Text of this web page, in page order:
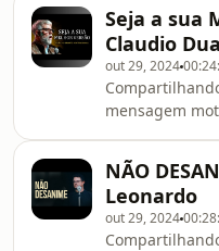
Talvez você
pregação para
Seja a sua
Claudio
out 29, 2024
mensagem
abençoados!
NÃO
Leonardo
out 29, 2024